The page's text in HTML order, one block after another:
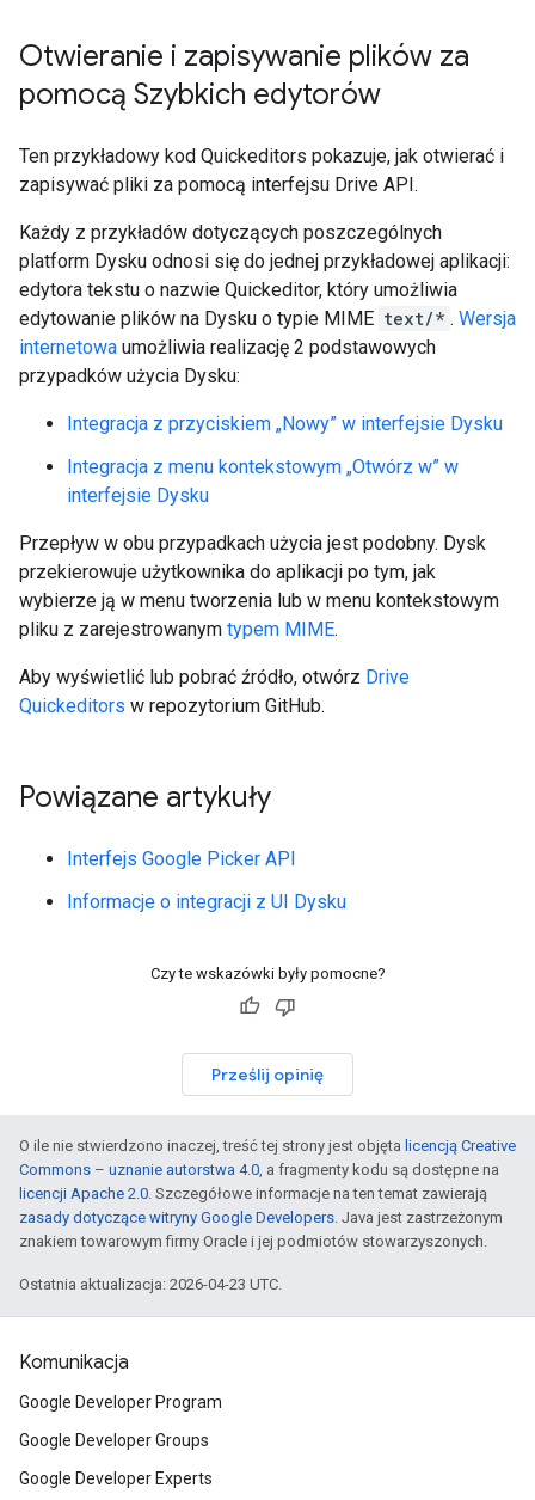
Otwieranie i zapisywanie plików za
pomocą Szybkich edytorów
Ten przykładowy kod Quickeditors pokazuje, jak otwierać i
zapisywać pliki za pomocą interfejsu Drive API.
Każdy z przykładów dotyczących poszczególnych
platform Dysku odnosi się do jednej przykładowej aplikacji:
edytora tekstu o nazwie Quickeditor, który umożliwia
edytowanie plików na Dysku o typie MIME text/* . Wersja
internetowa umożliwia realizację 2 podstawowych
przypadków użycia Dysku:
Integracja z przyciskiem „Nowy” w interfejsie Dysku
Integracja z menu kontekstowym „Otwórz w” w
interfejsie Dysku
Przepływ w obu przypadkach użycia jest podobny. Dysk
przekierowuje użytkownika do aplikacji po tym, jak
wybierze ją w menu tworzenia lub w menu kontekstowym
pliku z zarejestrowanym typem MIME.
Aby wyświetlić lub pobrać źródło, otwórz Drive
Quickeditors w repozytorium GitHub.
Powiązane artykuły
Interfejs Google Picker API
Informacje o integracji z UI Dysku
Czy te wskazówki były pomocne?
Prześlij opinię
O ile nie stwierdzono inaczej, treść tej strony jest objęta licencją Creative
Commons – uznanie autorstwa 4.0, a fragmenty kodu są dostępne na
licencji Apache 2.0. Szczegółowe informacje na ten temat zawierają
zasady dotyczące witryny Google Developers. Java jest zastrzeżonym
znakiem towarowym firmy Oracle i jej podmiotów stowarzyszonych.
Ostatnia aktualizacja: 2026-04-23 UTC.
Komunikacja
Google Developer Program
Google Developer Groups
Google Developer Experts